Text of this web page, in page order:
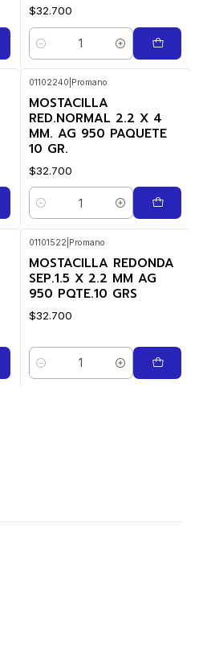
$32.700
Cantidad
01102240 Promano
MOSTACILLA
RED.NORMAL 2.2 X 4
MM. AG 950 PAQUETE
10 GR.
$32.700
Cantidad
01101522 Promano
MOSTACILLA REDONDA
SEP.1.5 X 2.2 MM AG
950 PQTE.10 GRS
$32.700
Cantidad